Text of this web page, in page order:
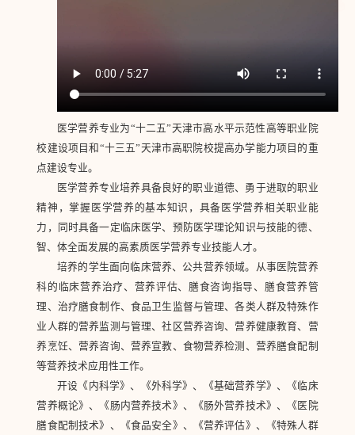
医学营养专业为“十二五”天津市高水平示范性高等职业院
校建设项目和“十三五”天津市高职院校提高办学能力项目的重
点建设专业。
医学营养专业培养具备良好的职业道德、勇于进取的职业
精神，掌握医学营养的基本知识，具备医学营养相关职业能
力，同时具备一定临床医学、预防医学理论知识与技能的德、
智、体全面发展的高素质医学营养专业技能人才。
培养的学生面向临床营养、公共营养领域。从事医院营养
科的临床营养治疗、营养评估、膳食咨询指导、膳食营养管
理、治疗膳食制作、食品卫生监督与管理、各类人群及特殊作
业人群的营养监测与管理、社区营养咨询、营养健康教育、营
养烹饪、营养咨询、营养宣教、食物营养检测、营养膳食配制
等营养技术应用性工作。
开设《内科学》、《外科学》、《基础营养学》、《临床
营养概论》、《肠内营养技术》、《肠外营养技术》、《医院
膳食配制技术》、《食品安全》、《营养评估》、《特殊人群